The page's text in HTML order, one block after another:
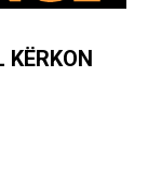
KËRKON